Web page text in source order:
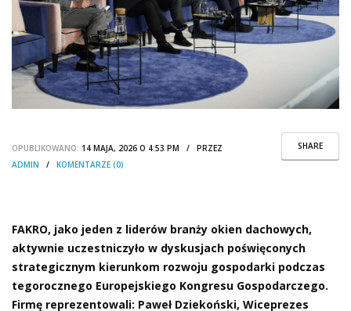
SHARE
OPUBLIKOWANO: 14 MAJA, 2026 O 4:53 PM / PRZEZ
ADMIN / KOMENTARZE (0)
FAKRO, jako jeden z liderów branży okien dachowych,
aktywnie uczestniczyło w dyskusjach poświęconych
strategicznym kierunkom rozwoju gospodarki podczas
tegorocznego Europejskiego Kongresu Gospodarczego.
Firmę reprezentowali: Paweł Dziekoński, Wiceprezes